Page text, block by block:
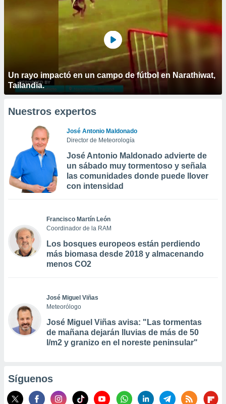
Un rayo impactó en un campo de fútbol en Narathiwat,
Tailandia.
Nuestros expertos
José Antonio Maldonado
Director de Meteorología
José Antonio Maldonado advierte de
un sábado muy tormentoso y señala
las comunidades donde puede llover
con intensidad
Francisco Martín León
Coordinador de la RAM
Los bosques europeos están perdiendo
más biomasa desde 2018 y almacenando
menos CO2
José Miguel Viñas
Meteorólogo
José Miguel Viñas avisa: "Las tormentas
de mañana dejarán lluvias de más de 50
l/m2 y granizo en el noreste peninsular"
Síguenos